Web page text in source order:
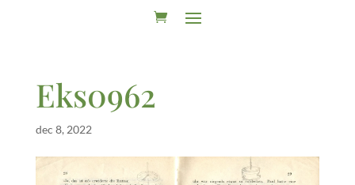
Eks0962
dec 8, 2022